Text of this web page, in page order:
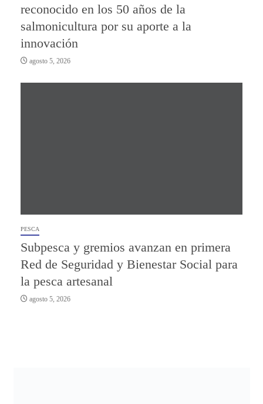
reconocido en los 50 años de la
salmonicultura por su aporte a la
innovación
agosto 5, 2026
PESCA
Subpesca y gremios avanzan en primera
Red de Seguridad y Bienestar Social para
la pesca artesanal
agosto 5, 2026